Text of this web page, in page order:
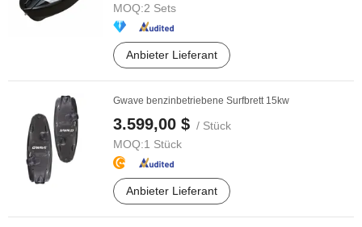
MOQ:2 Sets
Anbieter Lieferant
Gwave benzinbetriebene Surfbrett 15kw
3.599,00 $ / Stück
MOQ:1 Stück
Anbieter Lieferant